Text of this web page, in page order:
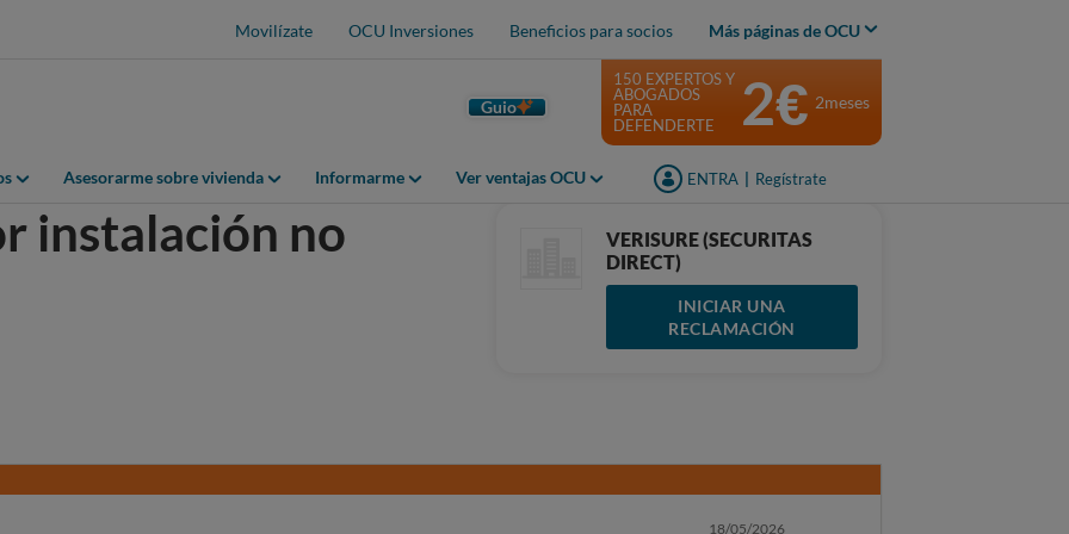
Movilízate OCU Inversiones Beneficios para socios Más páginas de OCU
Guio
Asesorarme sobre vivienda Informarme Ver ventajas OCU ENTRA Regístrate
150 EXPERTOS Y
ABOGADOS
PARA
DEFENDERTE
2€ 2meses
instalación no
VERISURE (SECURITAS
DIRECT)
INICIAR UNA
RECLAMACIÓN
18/05/2026